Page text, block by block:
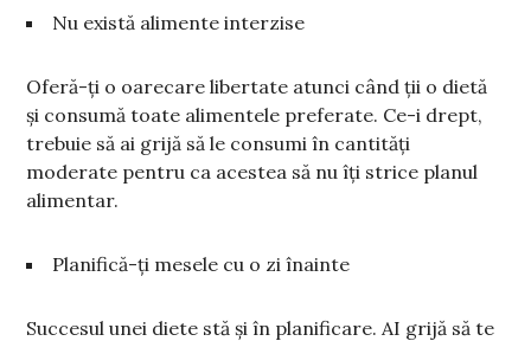
Nu există alimente interzise
Oferă-ți o oarecare libertate atunci când ții o dietă
și consumă toate alimentele preferate. Ce-i drept,
trebuie să ai grijă să le consumi în cantități
moderate pentru ca acestea să nu îți strice planul
alimentar.
Planifică-ți mesele cu o zi înainte
Succesul unei diete stă și în planificare. AI grijă să te